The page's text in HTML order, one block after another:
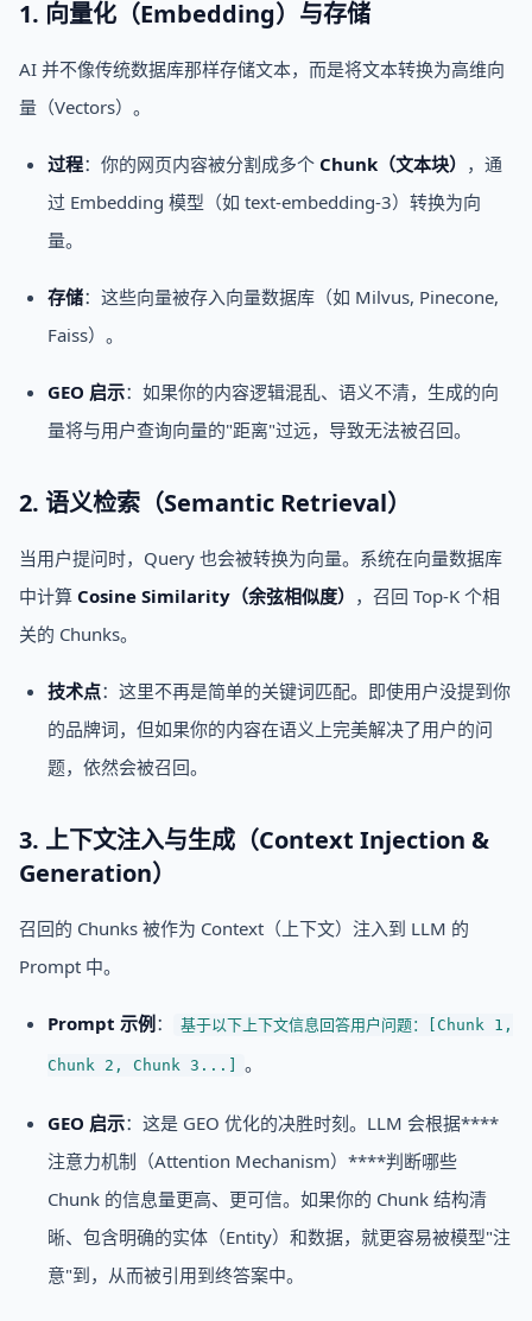
1. 向量化（Embedding）与存储
AI 并不像传统数据库那样存储文本，而是将文本转换为高维向
量（Vectors）。
过程：你的网页内容被分割成多个 Chunk（文本块） ，通
过 Embedding 模型（如 text-embedding-3）转换为向
量。
存储：这些向量被存入向量数据库（如 Milvus, Pinecone,
Faiss）。
GEO 启示：如果你的内容逻辑混乱、语义不清，生成的向
量将与用户查询向量的"距离"过远，导致无法被召回。
2. 语义检索（Semantic Retrieval）
当用户提问时，Query 也会被转换为向量。系统在向量数据库
中计算 Cosine Similarity（余弦相似度） ，召回 Top-K 个相
关的 Chunks。
技术点：这里不再是简单的关键词匹配。即使用户没提到你
的品牌词，但如果你的内容在语义上完美解决了用户的问
题，依然会被召回。
3. 上下文注入与生成（Context Injection &
Generation）
召回的 Chunks 被作为 Context（上下文）注入到 LLM 的
Prompt 中。
Prompt 示例 ： 基于以下上下文信息回答用户问题：[Chunk 1,
Chunk 2, Chunk 3...] 。
GEO 启示：这是 GEO 优化的决胜时刻。LLM 会根据****
注意力机制（Attention Mechanism）****判断哪些
Chunk 的信息量更高、更可信。如果你的 Chunk 结构清
晰、包含明确的实体（Entity）和数据，就更容易被模型"注
意"到，从而被引用到终答案中。